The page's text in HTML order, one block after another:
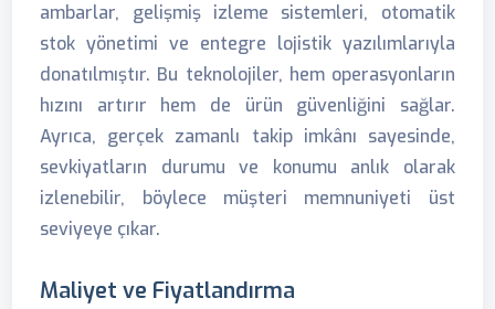
ambarlar, gelişmiş izleme sistemleri, otomatik
stok yönetimi ve entegre lojistik yazılımlarıyla
donatılmıştır. Bu teknolojiler, hem operasyonların
hızını artırır hem de ürün güvenliğini sağlar.
Ayrıca, gerçek zamanlı takip imkânı sayesinde,
sevkiyatların durumu ve konumu anlık olarak
izlenebilir, böylece müşteri memnuniyeti üst
seviyeye çıkar.
Maliyet ve Fiyatlandırma